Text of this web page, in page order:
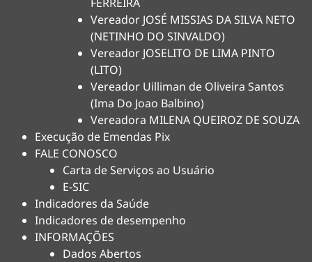
Vereador JOSÉ MISSIAS DA SILVA NETO
(NETINHO DO SINVALDO)
Vereador JOSELITO DE LIMA PINTO
(LITO)
Vereador Uilliman de Oliveira Santos
(Ima Do Joao Balbino)
Vereadora MILENA QUEIROZ DE SOUZA
Execução de Emendas Pix
FALE CONOSCO
Carta de Serviços ao Usuário
E-SIC
Indicadores da Saúde
Indicadores de desempenho
INFORMAÇÕES
Dados Abertos